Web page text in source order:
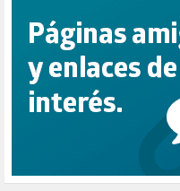
RELIGIÓN (114)
REPUBLICA (1)
SALUD (108)
SENSIBILIZACIÓN (576)
SINDICATOS (12)
TTIP (6)